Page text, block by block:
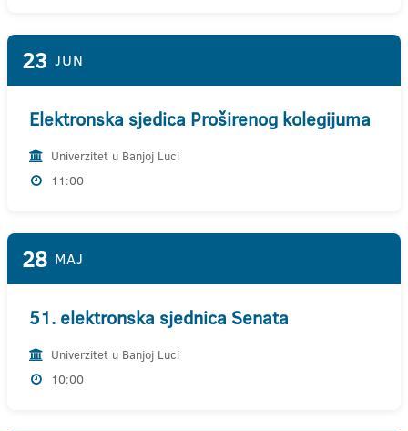
23 JUN
Elektronska sjedica Proširenog kolegijuma
Univerzitet u Banjoj Luci
11:00
28 MAJ
51. elektronska sjednica Senata
Univerzitet u Banjoj Luci
10:00